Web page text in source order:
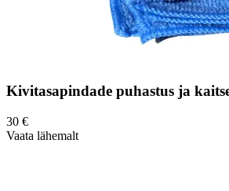
Kivitasapindade puhastus ja
30 €
Vaata lähemalt